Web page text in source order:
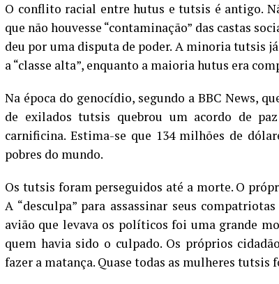
O conflito racial entre hutus e tutsis é antigo.
que não houvesse “contaminação” das castas
deu por uma disputa de poder. A minoria tutsis
a “classe alta”, enquanto a maioria hutus era
Na época do genocídio, segundo a BBC News,
de exilados tutsis quebrou um acordo de
carnificina. Estima-se que 134 milhões de
pobres do mundo.
Os tutsis foram perseguidos até a morte. O
A “desculpa” para assassinar seus
avião que levava os políticos foi uma grande
quem havia sido o culpado. Os próprios
fazer a matança. Quase todas as mulheres tutsis